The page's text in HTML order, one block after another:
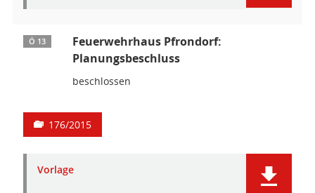
Ö 13
Feuerwehrhaus Pfrondorf:
Planungsbeschluss
beschlossen
176/2015
Vorlage